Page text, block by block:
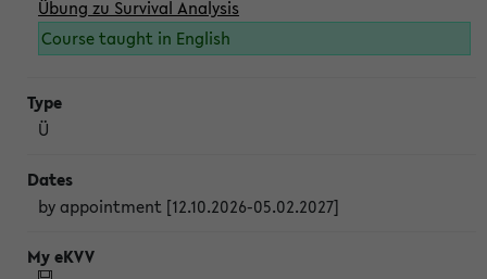
Übung zu Survival Analysis
Course taught in English
Ü
by appointment [12.10.2026-05.02.2027]